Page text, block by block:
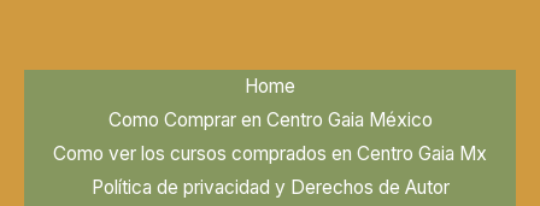
Home
Como Comprar en Centro Gaia México
Como ver los cursos comprados en Centro Gaia Mx
Política de privacidad y Derechos de Autor